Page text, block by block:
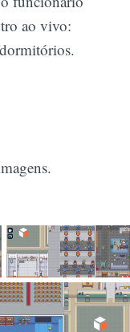
ao vivo: